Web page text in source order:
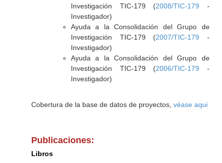
Investigación TIC-179 (2008/TIC-179 -
Investigador)
Ayuda a la Consolidación del Grupo de
Investigación TIC-179 (2007/TIC-179 -
Investigador)
Ayuda a la Consolidación del Grupo de
Investigación TIC-179 (2006/TIC-179 -
Investigador)
Cobertura de la base de datos de proyectos, véase aqui
Publicaciones:
Libros